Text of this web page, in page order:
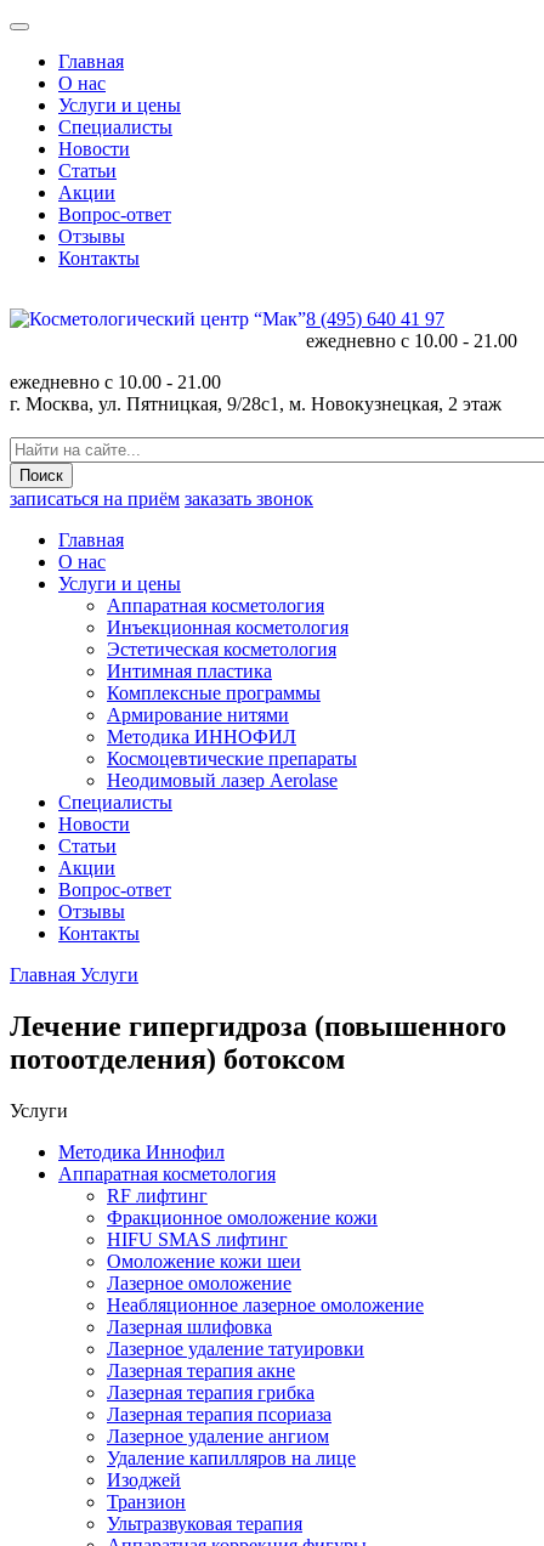
Главная
О нас
Услуги и цены
Специалисты
Новости
Статьи
Акции
Вопрос-ответ
Отзывы
Контакты
8 (495) 640 41 97
ежедневно с 10.00 - 21.00
ежедневно с 10.00 - 21.00
г. Москва, ул. Пятницкая, 9/28с1, м. Новокузнецкая, 2 этаж
записаться на приём заказать звонок
Главная
О нас
Услуги и цены
Аппаратная косметология
Инъекционная косметология
Эстетическая косметология
Интимная пластика
Комплексные программы
Армирование нитями
Методика ИННОФИЛ
Космоцевтические препараты
Неодимовый лазер Aerolase
Специалисты
Новости
Статьи
Акции
Вопрос-ответ
Отзывы
Контакты
Главная Услуги
Лечение гипергидроза (повышенного
потоотделения) ботоксом
Услуги
Методика Иннофил
Аппаратная косметология
RF лифтинг
Фракционное омоложение кожи
HIFU SMAS лифтинг
Омоложение кожи шеи
Лазерное омоложение
Неабляционное лазерное омоложение
Лазерная шлифовка
Лазерное удаление татуировки
Лазерная терапия акне
Лазерная терапия грибка
Лазерная терапия псориаза
Лазерное удаление ангиом
Удаление капилляров на лице
Изоджей
Транзион
Ультразвуковая терапия